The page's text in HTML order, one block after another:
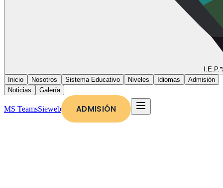
I.E.P.
Inicio Nosotros Sistema Educativo Niveles Idiomas
Admisión
Noticias
Galería
MS TeamsSieweb ADMISIÓN